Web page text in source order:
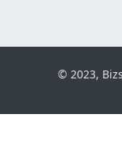
© 2023,